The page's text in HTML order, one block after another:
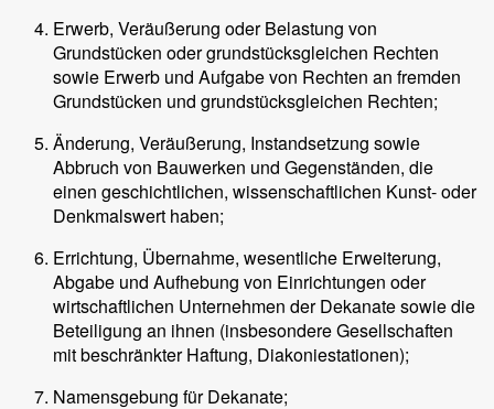
Erwerb, Veräußerung oder Belastung von
Grundstücken oder grundstücksgleichen Rechten
sowie Erwerb und Aufgabe von Rechten an fremden
Grundstücken und grundstücksgleichen Rechten;
Änderung, Veräußerung, Instandsetzung sowie
Abbruch von Bauwerken und Gegenständen, die
einen geschichtlichen, wissenschaftlichen Kunst- oder
Denkmalswert haben;
Errichtung, Übernahme, wesentliche Erweiterung,
Abgabe und Aufhebung von Einrichtungen oder
wirtschaftlichen Unternehmen der Dekanate sowie die
Beteiligung an ihnen (insbesondere Gesellschaften
mit beschränkter Haftung, Diakoniestationen);
Namensgebung für Dekanate;